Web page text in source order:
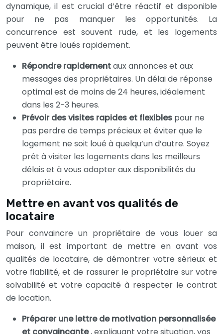
dynamique, il est crucial d’être réactif et disponible
pour ne pas manquer les opportunités. La
concurrence est souvent rude, et les logements
peuvent être loués rapidement.
Répondre rapidementaux annonces et aux
messages des propriétaires. Un délai de réponse
optimal est de moins de 24 heures, idéalement
dans les 2-3 heures.
Prévoir des visites rapides et flexibles pour ne
pas perdre de temps précieux et éviter que le
logement ne soit loué à quelqu’un d’autre. Soyez
prêt à visiter les logements dans les meilleurs
délais et à vous adapter aux disponibilités du
propriétaire.
Mettre en avant vos qualités de
locataire
Pour convaincre un propriétaire de vous louer sa
maison, il est important de mettre en avant vos
qualités de locataire, de démontrer votre sérieux et
votre fiabilité, et de rassurer le propriétaire sur votre
solvabilité et votre capacité à respecter le contrat
de location.
Préparer une lettre de motivation personnalisée